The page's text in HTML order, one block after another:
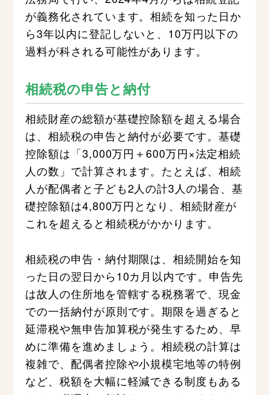
が義務化されています。相続を知った日か
ら3年以内に登記しないと、10万円以下の
過料が科される可能性があります。
相続税の申告と納付
相続財産の総額が基礎控除額を超える場合
は、相続税の申告と納付が必要です。基礎
控除額は「3,000万円＋600万円×法定相続
人の数」で計算されます。たとえば、相続
人が配偶者と子ども2人の計3人の場合、基
礎控除額は4,800万円となり、相続財産が
これを超えると相続税がかかります。
相続税の申告・納付期限は、相続開始を知
った日の翌日から10カ月以内です。申告先
は故人の住所地を管轄する税務署で、現金
での一括納付が原則です。期限を過ぎると
延滞税や無申告加算税が発生するため、早
めに準備を進めましょう。相続税の計算は
複雑で、配偶者控除や小規模宅地等の特例
など、税額を大幅に軽減できる制度もある